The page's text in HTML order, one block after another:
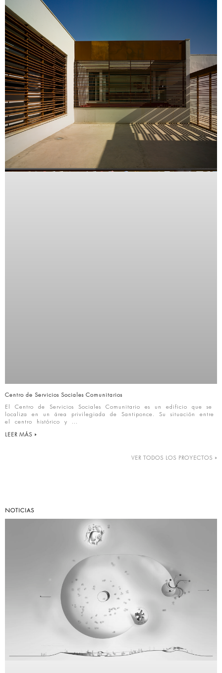
Centro de Servicios Sociales Comunitarios
El Centro de Servicios Sociales Comunitario es un edificio que se
localiza en un área privilegiada de Santiponce. Su situación entre
el centro histórico y
LEER MÁS »
VER TODOS LOS PROYECTOS »
NOTICIAS